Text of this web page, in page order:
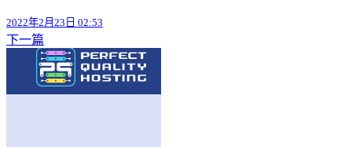
2022年2月23日 02:53
下一篇